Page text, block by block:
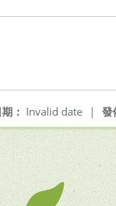
發
： Invalid date |